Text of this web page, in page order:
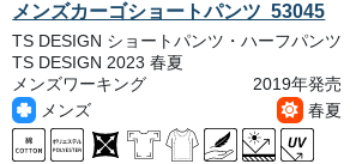
メンズカーゴショートパンツ 53045
TS DESIGN ショートパンツ・ハーフパンツ
TS DESIGN 2023 春夏
メンズワーキング
2019年発売
メンズ
春夏